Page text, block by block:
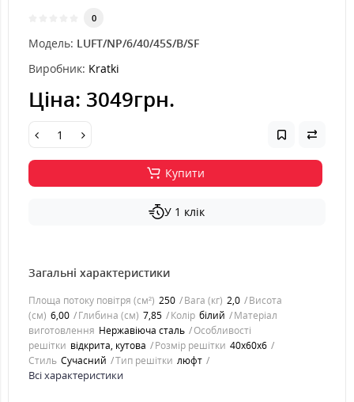
0
Модель: LUFT/NP/6/40/45S/B/SF
Виробник: Kratki
Ціна: 3049грн.
Купити
У 1 клік
Загальні характеристики
Площа потоку повітря (см²) 250 Вага (кг) 2,0
Висота
(см) 6,00 Глибина (см) 7,85 Колір білий
Матеріал
виготовлення Нержавіюча сталь
Особливості
решітки відкрита, кутова Розмір решітки 40x60x6
Стиль Cучасний Тип решітки люфт
Всі характеристики